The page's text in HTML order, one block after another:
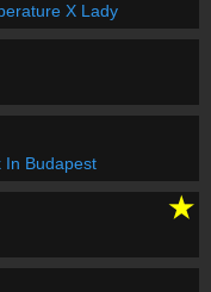
X Lady
In Budapest
★